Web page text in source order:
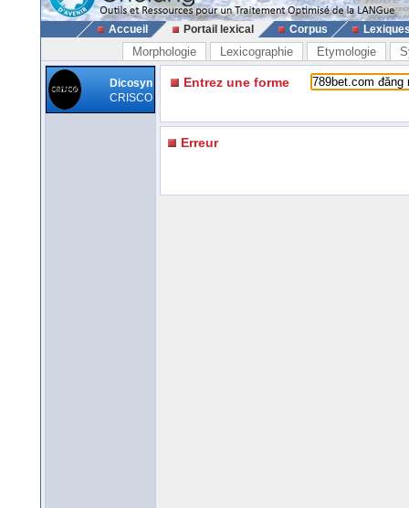
Accueil Portail lexical Corpus
Morphologie Lexicographie Etymologie
Dicosyn
CRISCO
Entrez une forme
Erreur